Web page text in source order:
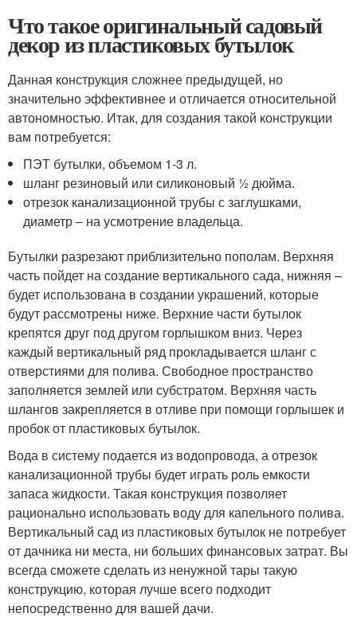
Что такое оригинальный садовый
декор из пластиковых бутылок
Данная конструкция сложнее предыдущей, но
значительно эффективнее и отличается относительной
автономностью. Итак, для создания такой конструкции
вам потребуется:
ПЭТ бутылки, объемом 1-3 л.
шланг резиновый или силиконовый ½ дюйма.
отрезок канализационной трубы с заглушками,
диаметр – на усмотрение владельца.
Бутылки разрезают приблизительно пополам. Верхняя
часть пойдет на создание вертикального сада, нижняя –
будет использована в создании украшений, которые
будут рассмотрены ниже. Верхние части бутылок
крепятся друг под другом горлышком вниз. Через
каждый вертикальный ряд прокладывается шланг с
отверстиями для полива. Свободное пространство
заполняется землей или субстратом. Верхняя часть
шлангов закрепляется в отливе при помощи горлышек и
пробок от пластиковых бутылок.
Вода в систему подается из водопровода, а отрезок
канализационной трубы будет играть роль емкости
запаса жидкости. Такая конструкция позволяет
рационально использовать воду для капельного полива.
Вертикальный сад из пластиковых бутылок не потребует
от дачника ни места, ни больших финансовых затрат. Вы
всегда сможете сделать из ненужной тары такую
конструкцию, которая лучше всего подходит
непосредственно для вашей дачи.